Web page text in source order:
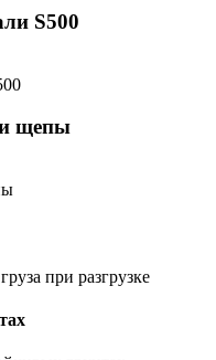
S500
щепы
при разгрузке